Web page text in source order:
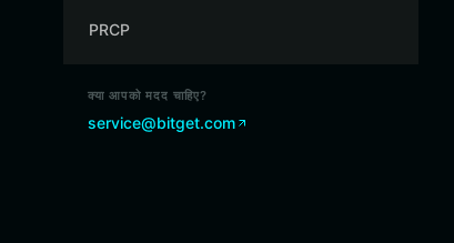
PRCP
क्या आपको मदद चाहिए?
service@bitget.com